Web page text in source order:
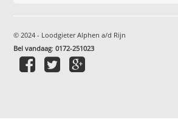
© 2024 - Loodgieter Alphen a/d Rijn
Bel vandaag:0172-251023